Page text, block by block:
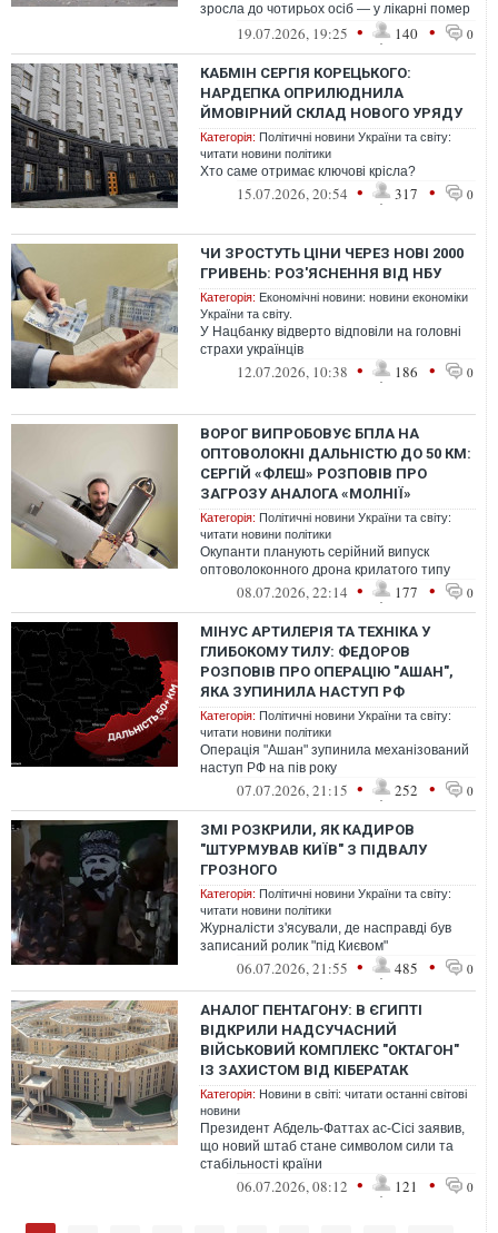
зросла до чотирьох осіб — у лікарні помер
25-річний хлопець, ще 12 поранених...
19.07.2026, 19:25 • 140 • 0
КАБМІН СЕРГІЯ КОРЕЦЬКОГО:
НАРДЕПКА ОПРИЛЮДНИЛА
ЙМОВІРНИЙ СКЛАД НОВОГО УРЯДУ
Категорія: Політичні новини України та світу:
читати новини політики
Хто саме отримає ключові крісла?
15.07.2026, 20:54 • 317 • 0
ЧИ ЗРОСТУТЬ ЦІНИ ЧЕРЕЗ НОВІ 2000
ГРИВЕНЬ: РОЗ'ЯСНЕННЯ ВІД НБУ
Категорія: Економічні новини: новини економіки
України та світу.
У Нацбанку відверто відповіли на головні
страхи українців
12.07.2026, 10:38 • 186 • 0
ВОРОГ ВИПРОБОВУЄ БПЛА НА
ОПТОВОЛОКНІ ДАЛЬНІСТЮ ДО 50 КМ:
СЕРГІЙ «ФЛЕШ» РОЗПОВІВ ПРО
ЗАГРОЗУ АНАЛОГА «МОЛНІЇ»
Категорія: Політичні новини України та світу:
читати новини політики
Окупанти планують серійний випуск
оптоволоконного дрона крилатого типу
08.07.2026, 22:14 • 177 • 0
МІНУС АРТИЛЕРІЯ ТА ТЕХНІКА У
ГЛИБОКОМУ ТИЛУ: ФЕДОРОВ
РОЗПОВІВ ПРО ОПЕРАЦІЮ "АШАН",
ЯКА ЗУПИНИЛА НАСТУП РФ
Категорія: Політичні новини України та світу:
читати новини політики
Операція "Ашан" зупинила механізований
наступ РФ на пів року
07.07.2026, 21:15 • 252 • 0
ЗМІ РОЗКРИЛИ, ЯК КАДИРОВ
"ШТУРМУВАВ КИЇВ" З ПІДВАЛУ
ГРОЗНОГО
Категорія: Політичні новини України та світу:
читати новини політики
Журналісти з'ясували, де насправді був
записаний ролик "під Києвом"
06.07.2026, 21:55 • 485 • 0
АНАЛОГ ПЕНТАГОНУ: В ЄГИПТІ
ВІДКРИЛИ НАДСУЧАСНИЙ
ВІЙСЬКОВИЙ КОМПЛЕКС "ОКТАГОН"
ІЗ ЗАХИСТОМ ВІД КІБЕРАТАК
Категорія: Новини в світі: читати останні світові
новини
Президент Абдель-Фаттах ас-Сісі заявив,
що новий штаб стане символом сили та
стабільності країни
06.07.2026, 08:12 • 121 • 0